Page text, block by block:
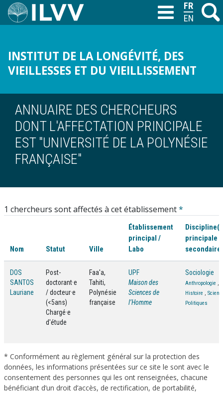
Aller
au
M
INSTITUT DE LA LONGÉVITÉ, DES
VIEILLESSES ET DU VIEILLISSEMENT
T
ANNUAIRE DES CHERCHEURS
DONT L'AFFECTATION PRINCIPALE
EST "UNIVERSITÉ DE LA POLYNÉSIE
FRANÇAISE"
1 chercheurs sont affectés à cet établissement*
Nom Statut Ville
Établissement
principal /
Labo
principale /
DOS
SANTOS
Lauriane
Post-
doctorant·e
/ docteur·e
(<5ans)
Chargé·e
d'étude
Faa'a,
Tahiti,
Polynésie
française
UPF
Maison des
Sciences de
l’Homme
Sociologie
Anthropologie ,
Histoire ,
Politiques
* Conformément au règlement général sur la protection des
données, les informations présentées sur ce site le sont avec le
consentement des personnes qui les ont renseignées, chacune
bénéficiant d’un droit d’accès, de rectification, de portabilité,
FRANÇAIS
ENGLISH